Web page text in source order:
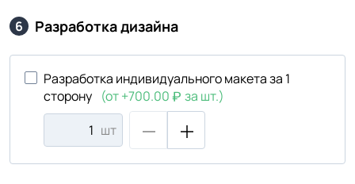
6 Разработка дизайна
Разработка индивидуального макета за 1
сторону (от +700.00
за шт.)
шт